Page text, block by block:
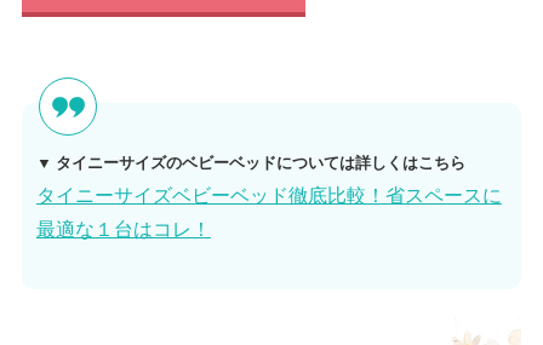
▼ タイニーサイズのベビーベッドについては詳しくはこちら
タイニーサイズベビーベッド徹底比較！省スペースに
最適な１台はコレ！